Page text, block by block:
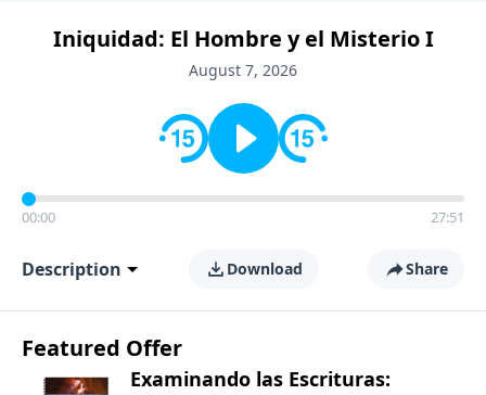
Iniquidad: El Hombre y el Misterio I
August 7, 2026
00:00 27:51
Description Download Share
Featured Offer
Examinando las Escrituras: